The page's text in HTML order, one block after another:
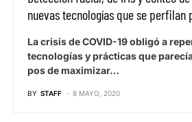
nuevas tecnologías que se perfilan
La crisis de COVID-19 obligó a
tecnologías y prácticas que
pos de maximizar…
BY STAFF 8 MAYO, 2020